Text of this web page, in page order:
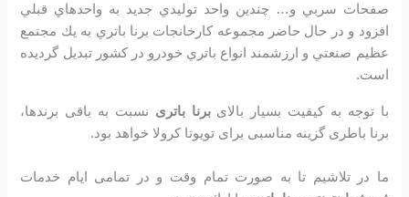
صفحات سربي و… چندين واحد توليدي جديد به واحدهاي قبلي
افزود و در حال حاضر مجموعه كارخانجات برنا باتري به يك مجتمع
عظيم صنعتي و ارزشمند انواع باتري خودرو در کشور تبديل گرديده
است.
با توجه به کیفیت بسیار بالایبرنا باتری نسبت به باقی برندها،
برنا باطری گزینه مناسبی برای تویوتا کرولا خواهد بود.
ما در تلاشیم تا به صورت تمام وقت و در تمامی ایام خدمات